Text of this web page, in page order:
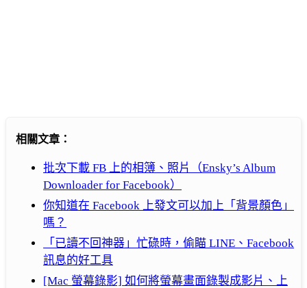
相關文章：
批次下載 FB 上的相簿、照片（Ensky’s Album
Downloader for Facebook）
你知道在 Facebook 上發文可以加上「背景顏色」
嗎？
「已讀不回神器」忙碌時，偷瞄 LINE、Facebook
訊息的好工具
[Mac 螢幕錄影] 如何將螢幕畫面錄製成影片、上